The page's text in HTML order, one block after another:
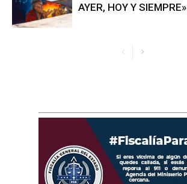
AYER, HOY Y SIEMPRE»